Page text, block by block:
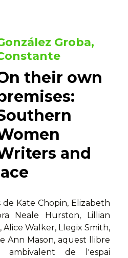
Groba,
their own
and
Kate Chopin, Elizabeth
Neale Hurston, Lillian
Walker, Llegix Smith,
Ann Mason, aquest llibre
de l'espai